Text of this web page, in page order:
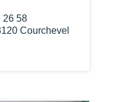
26 58
Courchevel